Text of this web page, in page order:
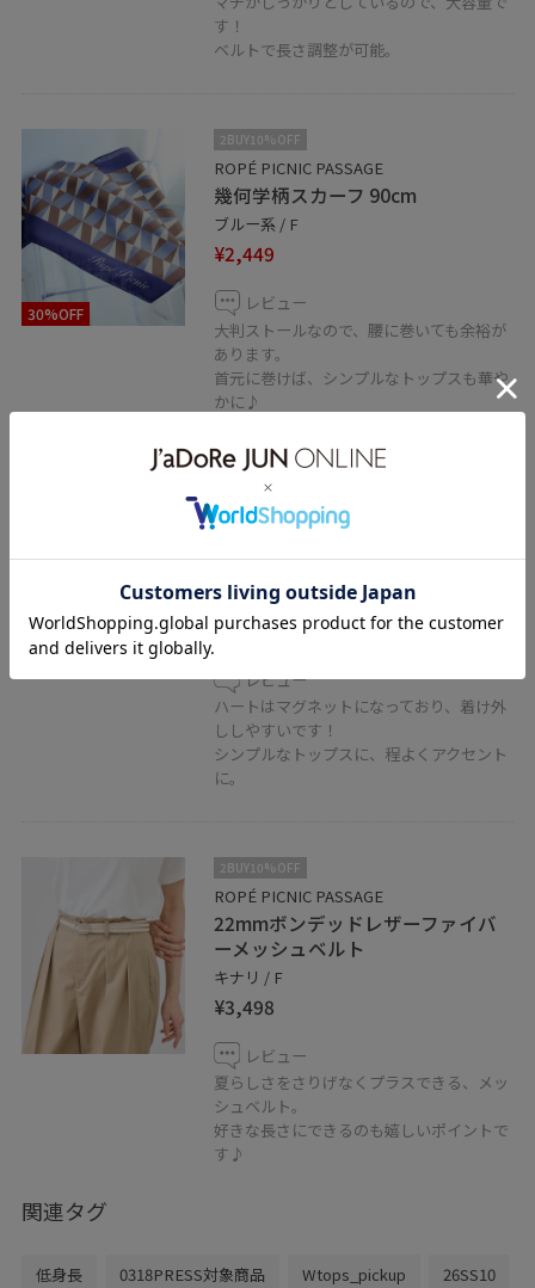
す！
ベルトで長さ調整が可能。
30%OFF
2BUY10%OFF
ROPÉ PICNIC PASSAGE
幾何学柄スカーフ 90cm
ブルー系 / F
¥2,449
レビュー
大判ストールなので、腰に巻いても余裕が
あります。
首元に巻けば、シンプルなトップスも華や
かに♪
2BUY10%OFF
ROPÉ PICNIC PASSAGE
シルバー / F
¥1,870
レビュー
ハートはマグネットになっており、着け外
ししやすいです！
シンプルなトップスに、程よくアクセント
に。
2BUY10%OFF
ROPÉ PICNIC PASSAGE
22mmボンデッドレザーファイバ
ーメッシュベルト
キナリ / F
¥3,498
レビュー
夏らしさをさりげなくプラスできる、メッ
シュベルト。
好きな長さにできるのも嬉しいポイントで
す♪
関連タグ
低身長 0318PRESS対象商品 Wtops_pickup 26SS10